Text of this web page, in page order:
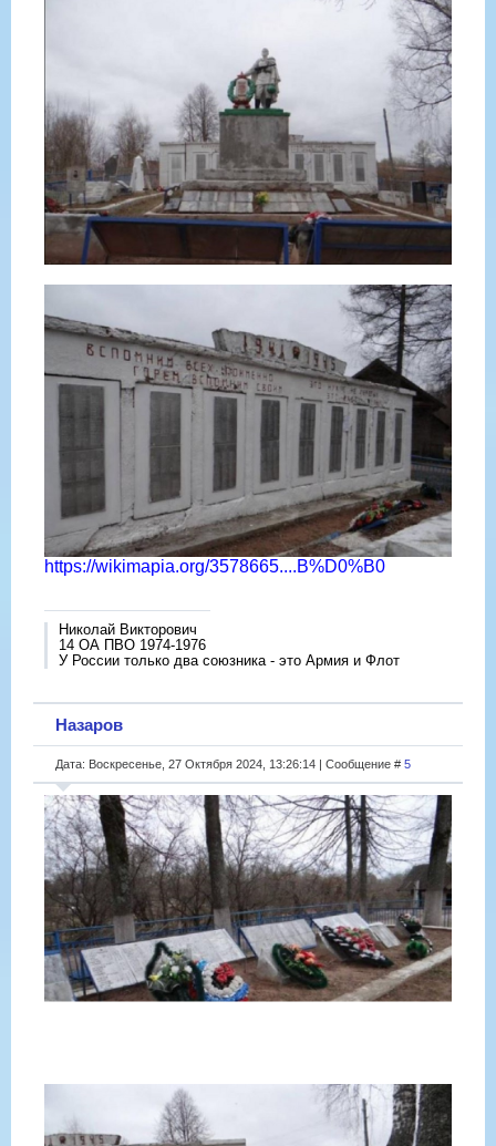
https://wikimapia.org/3578665....B%D0%B0
Николай Викторович
14 ОА ПВО 1974-1976
У России только два союзника - это Армия и Флот
Назаров
Дата: Воскресенье, 27 Октября 2024, 13:26:14 | Сообщение # 5